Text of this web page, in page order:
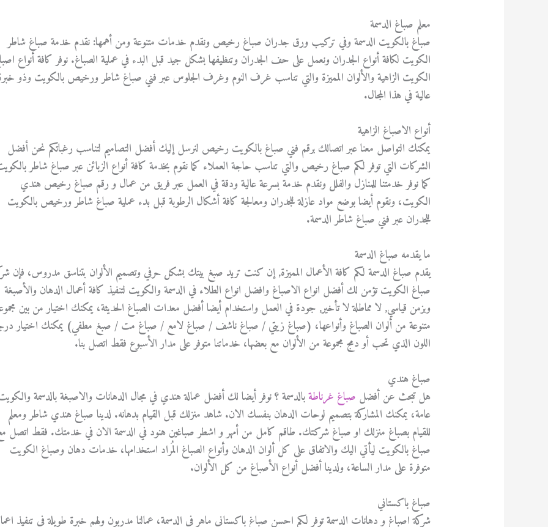
معلم صباغ الدسمة
صباغ بالكويت الدسمة وفي تركيب ورق جدران صباغ رخيص ونقدم خدمات متنوعة ومن أهمها: نقدم خدمة صباغ شاطر
الكويت لكافة أنواع الجدران ونعمل على حف الجدران وتنظيفها بشكل جيد قبل البدء في عملية الصباغ. نوفر كافة أنواع
الكويت الزاهية والألوان المميزة والتي تناسب غرف النوم وغرف الجلوس عبر فني صباغ شاطر ورخيص بالكويت وذو
عالية في هذا المجال.
أنواع الاصباغ الزاهية
يمكنك التواصل معنا عبر اتصالك برقم فني صباغ بالكويت رخيص لنرسل إليك أفضل التصاميم لتناسب رغباتكم نحن أفضل
الشركات التي توفر لكم صباغ رخيص والتي تناسب حاجة العملاء كما نقوم بخدمة كافة أنواع الزبائن عبر صباغ شاطر
كما نوفر خدمتنا للمنازل والفلل ونقدم خدمة بسرعة عالية ودقة في العمل عبر فريق من عمال و رقم صباغ رخيص هندي
الكويت، ونقوم أيضا بوضع مواد عازلة للجدران ومعالجة كافة أشكال الرطوبة قبل بدء عملية صباغ شاطر ورخيص بالكويت
للجدران عبر فني صباغ شاطر الدسمة.
ما يقدمه صباغ الدسمة
يقدم صباغ الدسمة لكم كافة الأعمال المميزة, إن كنت تريد صبغ بيتك بشكل حرفي وتصميم الألوان بتناسق مدروس، فإن
صباغ الكويت تؤمن لك أفضل انواع الاصباغ وافضل انواع الطلاء في الدسمة والكويت لتنفيذ كافة أعمال الدهان والأصبغة
وبزمن قياسي, لا مماطلة لا تأخير, جودة في العمل واستخدام أيضا أفضل معدات الصباغ الحديثة، يمكنك اختيار من بين
متنوعة من ألوان الصباغ وأنواعها، (صباغ زيتي / صباغ ناشف / صباغ لامع / صباغ مت / صبغ مطفي) يمكنك اختيار
اللون الذي تحب أو دمج مجموعة من الألوان مع بعضها، خدماتنا متوفر على مدار الأسبوع فقط اتصل بنا.
صباغ هندي
هل تبحث عن أفضل صباغ غرناطةبالدسمة ؟ نوفر أيضا لك أفضل عمالة هندي في مجال الدهانات والاصبغة بالدسمة
عامة، يمكنك المشاركة بتصميم لوحات الدهان بنفسك الان. شاهد منزلك قبل القيام بدهانه. لدينا صباغ هندي شاطر ومعلم
للقيام بصباغ منزلك او صباغ شركتك. طاقم كامل من أمهر و اشطر صباغين هنود في الدسمة الان في خدمتك. فقط اتصل
صباغ بالكويت ليأتي اليك والاتفاق على كل ألوان الدهان وأنواع الصباغ المُراد استخدامها، خدمات دهان وصباغ الكويت
متوفرة على مدار الساعة، ولدينا أفضل أنواع الأصباغ من كل الألوان.
صباغ باكستاني
شركة اصباغ و دهانات الدسمة توفر لكم احسن صباغ باكستاني ماهر في الدسمة، عمالنا مدربون ولهم خبرة طويلة في تنفيذ